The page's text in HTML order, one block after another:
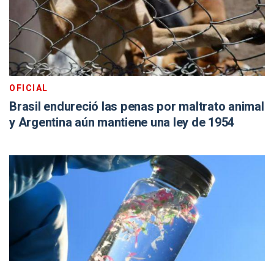
OFICIAL
Brasil endureció las penas por maltrato animal
y Argentina aún mantiene una ley de 1954